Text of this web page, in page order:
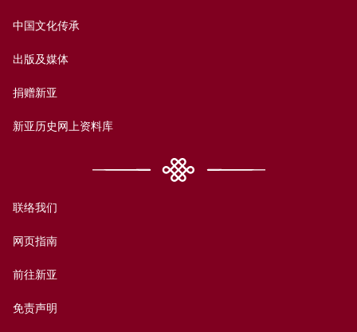
中国文化传承
出版及媒体
捐赠新亚
新亚历史网上资料库
联络我们
网页指南
前往新亚
免责声明